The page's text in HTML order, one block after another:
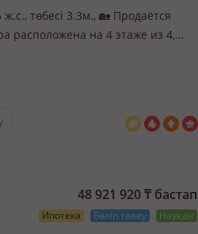
төбесі 3.3м., 🏡 Продаётся
расположена на 4 этаже из 4,
и качествен…
48 921 920₸ бастап
Ипотека Бөліп төлеу Науқан